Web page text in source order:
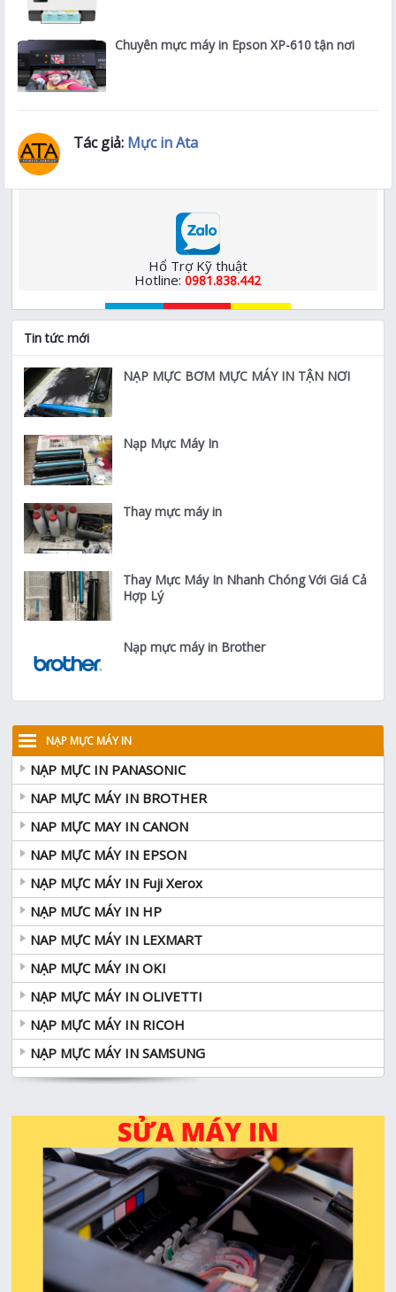
Chuyên mực máy in Epson XP-610 tận nơi
Tác giả: Mực in Ata
Hổ Trợ Kỹ thuật
Hotline:0981.838.442
Tin tức mới
NẠP MỰC BƠM MỰC MÁY IN TẬN NƠI
Nạp Mực Máy In
Thay mực máy in
Thay Mực Máy In Nhanh Chóng Với Giá Cả
Hợp Lý
Nạp mực máy in Brother
NẠP MỰC MÁY IN
NẠP MỰC IN PANASONIC
NAP MỰC MÁY IN BROTHER
NAP MỰC MAY IN CANON
NAP MỰC MÁY IN EPSON
NẠP MỰC MÁY IN Fuji Xerox
NẠP MƯC MÁY IN HP
NAP MỰC MÁY IN LEXMART
NẠP MỰC MÁY IN OKI
NẠP MỰC MÁY IN OLIVETTI
NẠP MỰC MÁY IN RICOH
NẠP MỰC MÁY IN SAMSUNG